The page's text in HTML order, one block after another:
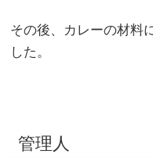
その後、カレーの材料
した。
管理人